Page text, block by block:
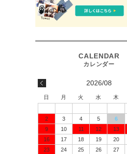
2026/08
日 月 火 水 木
2
3 4 5 6
9
10 11 12 13
16
17 18 19 20
23
24 25 26 27